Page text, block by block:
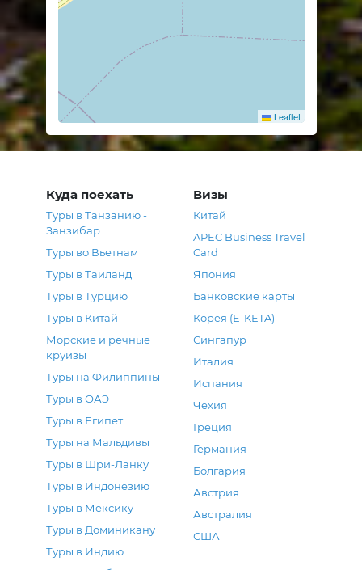
Leaflet
Куда поехать
Туры в Танзанию -
Занзибар
Туры во Вьетнам
Туры в Таиланд
Туры в Турцию
Туры в Китай
Морские и речные
круизы
Туры на Филиппины
Туры в ОАЭ
Туры в Египет
Туры на Мальдивы
Туры в Шри-Ланку
Туры в Индонезию
Туры в Мексику
Туры в Доминикану
Туры в Индию
Визы
Китай
APEC Business Travel
Card
Япония
Банковские карты
Корея (E-KETA)
Сингапур
Италия
Испания
Чехия
Греция
Германия
Болгария
Австрия
Австралия
США